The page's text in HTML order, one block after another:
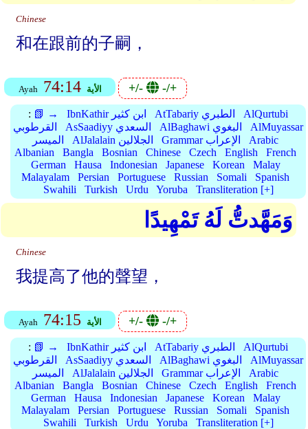
Chinese
和在跟前的子嗣，
Ayah 74:14 الأية +/- -/+
: 📗 → IbnKathir ابن كثير AtTabariy الطبري
AlQurtubi
القرطوبي
AsSaadiyy السعدي AlBaghawi البغوي
AlMuyassar
الميسر
AlJalalain الجلالين Grammar الإعراب
Arabic
Albanian
Bangla Bosnian Chinese Czech English
French
German
Hausa Indonesian Japanese Korean
Malay
Malayalam
Persian Portuguese Russian Somali
Spanish
Swahili
Turkish Urdu Yoruba Transliteration [+]
وَمَهَّدتُّ لَهُ تَمْهِيدًا
Chinese
我提高了他的聲望，
Ayah 74:15 الأية +/- -/+
: 📗 → IbnKathir ابن كثير AtTabariy الطبري
AlQurtubi
القرطوبي
AsSaadiyy السعدي AlBaghawi البغوي
AlMuyassar
الميسر
AlJalalain الجلالين Grammar الإعراب
Arabic
Albanian
Bangla Bosnian Chinese Czech English
French
German
Hausa Indonesian Japanese Korean
Malay
Malayalam
Persian Portuguese Russian Somali
Spanish
Swahili
Turkish Urdu Yoruba Transliteration [+]